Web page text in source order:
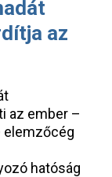
az
az ember –
elemzőcég
hatóság